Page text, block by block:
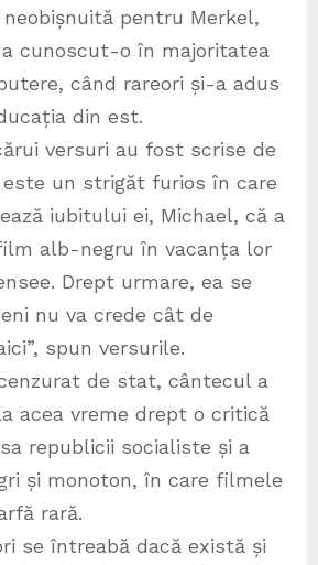
pentru Merkel,
cunoscut-o în majoritatea
când rareori și-a adus
din est.
versuri au fost scrise de
un strigăt furios în care
iubitului ei, Michael, că a
alb-negru în vacanța lor
Drept urmare, ea se
nu va crede cât de
spun versurile.
de stat, cântecul a
acea vreme drept o critică
republicii socialiste și a
și monoton, în care filmele
rară.
se întreabă dacă există și